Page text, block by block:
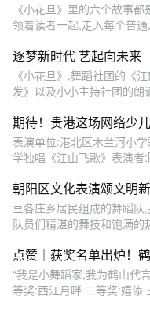
《小花旦》里的六个故事
领着读者一起,走入每个普
逐梦新时代 艺起向未来
《小花旦》,舞蹈社团的《
发》以及小小主持社团的朗
期待！贵港这场网络少
表演单位:港北区木兰河小
学独唱《江山飞歌》表演者
朝阳区文化表演颂文明
豆各庄乡居民组成的舞蹈
队员们精湛的舞技和饱满
点赞｜获奖名单出炉！
“我是小舞蹈家,我为鹤山代
等奖:西江月畔 二等奖:嬉傣